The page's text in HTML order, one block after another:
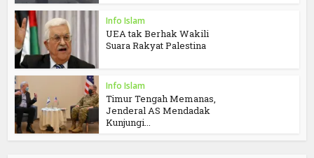
Info Islam
UEA tak Berhak Wakili
Suara Rakyat Palestina
Info Islam
Timur Tengah Memanas,
Jenderal AS Mendadak
Kunjungi...